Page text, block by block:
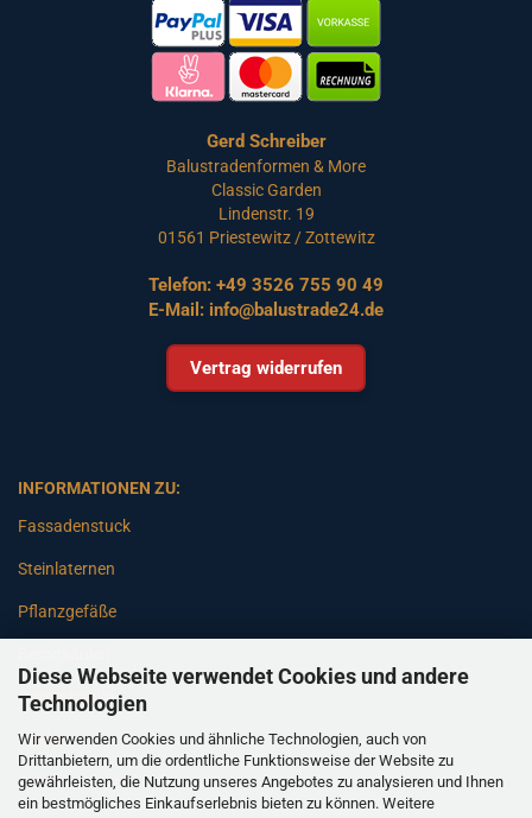
Diese Webseite verwendet Cookies und andere
Technologien
Wir verwenden Cookies und ähnliche Technologien, auch von
Drittanbietern, um die ordentliche Funktionsweise der Website zu
gewährleisten, die Nutzung unseres Angebotes zu analysieren und Ihnen
ein bestmögliches Einkaufserlebnis bieten zu können. Weitere
Gerd Schreiber
Balustradenformen & More
Classic Garden
Lindenstr. 19
01561 Priestewitz / Zottewitz
Telefon: +49 3526 755 90 49
E-Mail: info@balustrade24.de
Vertrag widerrufen
INFORMATIONEN ZU:
Fassadenstuck
Steinlaternen
Pflanzgefäße
Gartenbänke
Pfeiler
Gartenbrunnen